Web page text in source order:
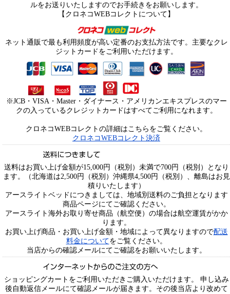
ルをお送りいたしますのでお手続きをお願いします。
【クロネコWEBコレクトについて】
ネット通販で最も利用頻度が高い定番のお支払方法です。主要なクレ
ジットカードをご利用いただけます。
※JCB・VISA・Master・ダイナース・アメリカンエキスプレスのマー
クの入っているクレジットカードはすべてご利用になれます。
クロネコWEBコレクトの詳細はこちらをご覧ください。
クロネコWEBコレクト決済
送料はお買い上げ金額が15,000円（税別）未満で700円（税別）となり
ます。（北海道は2,500円（税別）沖縄県4,500円（税別）、離島はお見
積りいたします）
アースライトベッドにつきましては、地域別送料のご負担となります
商品ページにてご確認ください。
アースライト海外お取り寄せ商品（航空便）の場合は航空運賃がかか
ります。
お買い上げ商品・お買い上げ金額・地域によって異なりますので配送
料金についてをご覧ください。
当店からの確認メールにてご確認をお願いいたします。
ショッピングカートをご利用いただきご購入いただけます。 申し込み
後自動返信メールにて確認メールが届きます。その後当店より改めて